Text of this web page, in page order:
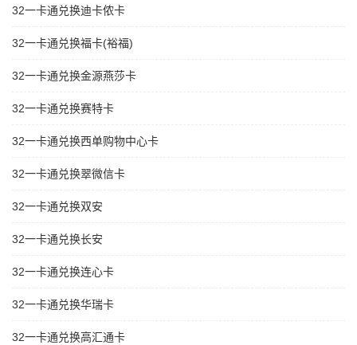
32一卡通兑换迪卡侬卡
32一卡通兑换福卡(裕福)
32一卡通兑换金源燕莎卡
32一卡通兑换赛特卡
32一卡通兑换西单购物中心卡
32一卡通兑换翠微信卡
32一卡通兑换双安
32一卡通兑换长安
32一卡通兑换连心卡
32一卡通兑换华瑞卡
32一卡通兑换高汇通卡